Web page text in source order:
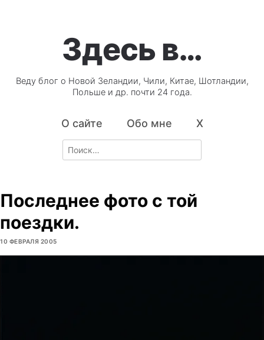
Здесь в…
Веду блог о Новой Зеландии, Чили, Китае, Шотландии,
Польше и др. почти 24 года.
О сайте Обо мне X
Search
for:
Последнее фото с той
поездки.
10 ФЕВРАЛЯ 2005